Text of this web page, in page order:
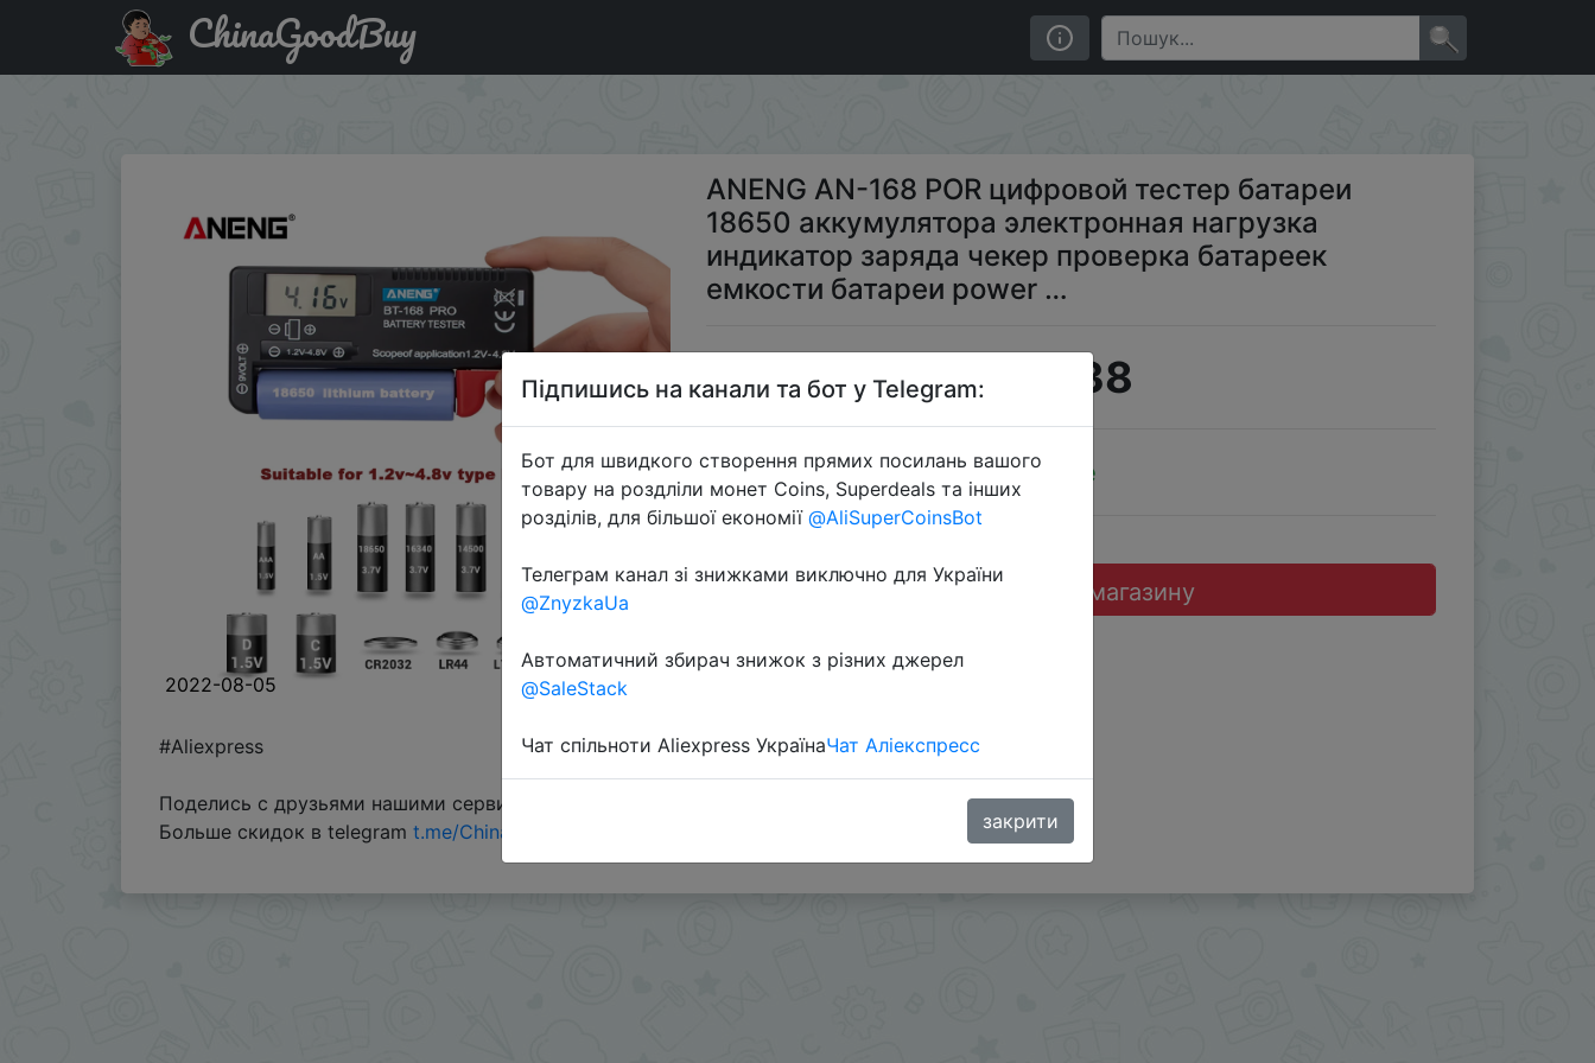
Знижка на ANENG AN-168 POR цифровой тестер батареи 18650 аккумулятора электронная нагрузка индикатор заряда чекер проверка батареек емкости батареи
ChinaGoodBuy
2022-08-05
ANENG AN-168 POR цифровой тестер батареи
18650 аккумулятора электронная нагрузка
индикатор заряда чекер проверка батареек
емкости батареи power …
$3.38
Sale
Перейти до магазину
#Aliexpress
Поделись с друзьями нашими сервисами - @SKIDKOVOZ
Больше скидок в telegram t.me/ChinaGoodBuy
Підпишись на канали та бот у Telegram:
Бот для швидкого створення прямих посилань вашого
товару на роздліли монет Coins, Superdeals та інших
розділів, для більшої економії @AliSuperCoinsBot
Телеграм канал зі знижками виключно для України
@ZnyzkaUa
Автоматичний збирач знижок з різних джерел
@SaleStack
Чат спільноти Aliexpress УкраїнаЧат Аліекспресс
закрити